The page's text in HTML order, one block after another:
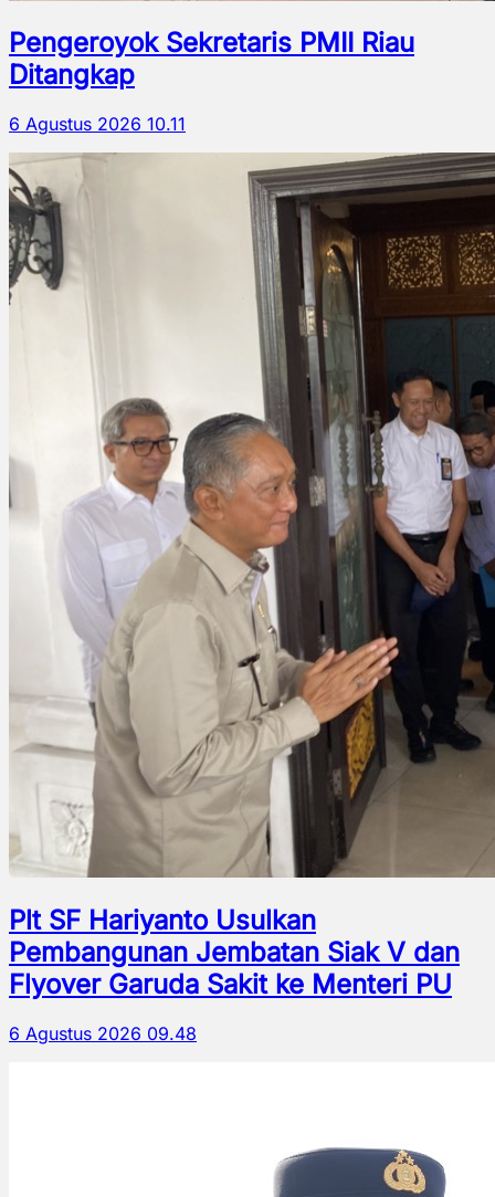
Pengeroyok Sekretaris PMII Riau
Ditangkap
6 Agustus 2026 10.11
Plt SF Hariyanto Usulkan
Pembangunan Jembatan Siak V dan
Flyover Garuda Sakit ke Menteri PU
6 Agustus 2026 09.48